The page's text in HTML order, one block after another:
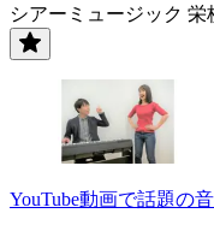
シアーミュージック
YouTube動画で話題の